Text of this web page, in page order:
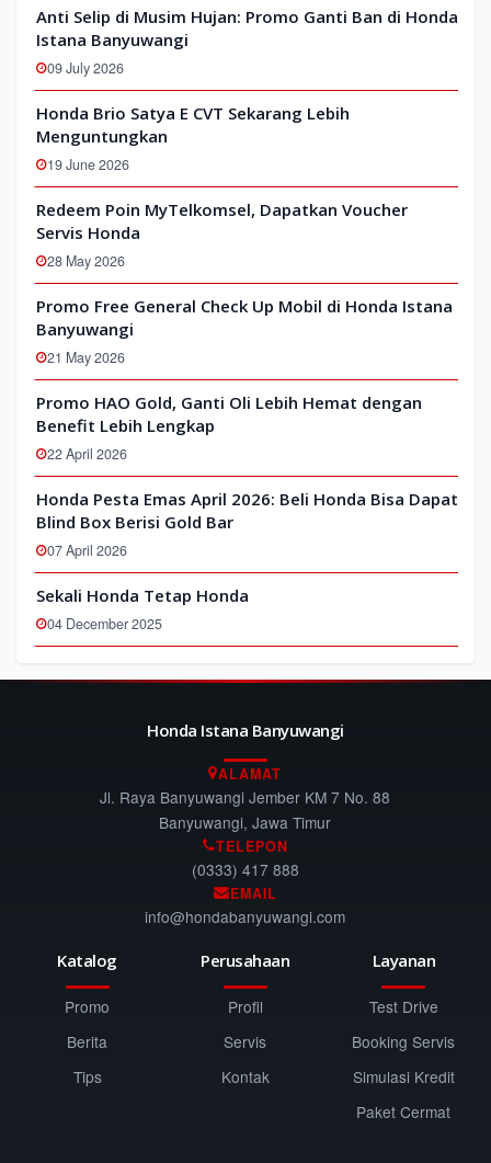
Anti Selip di Musim Hujan: Promo Ganti Ban di Honda
Istana Banyuwangi
09 July 2026
Honda Brio Satya E CVT Sekarang Lebih
Menguntungkan
19 June 2026
Redeem Poin MyTelkomsel, Dapatkan Voucher
Servis Honda
28 May 2026
Promo Free General Check Up Mobil di Honda Istana
Banyuwangi
21 May 2026
Promo HAO Gold, Ganti Oli Lebih Hemat dengan
Benefit Lebih Lengkap
22 April 2026
Honda Pesta Emas April 2026: Beli Honda Bisa Dapat
Blind Box Berisi Gold Bar
07 April 2026
Sekali Honda Tetap Honda
04 December 2025
Honda Istana Banyuwangi
ALAMAT
Jl. Raya Banyuwangi Jember KM 7 No. 88
Banyuwangi, Jawa Timur
TELEPON
(0333) 417 888
EMAIL
info@hondabanyuwangi.com
Katalog
Promo
Berita
Tips
Perusahaan
Profil
Servis
Kontak
Layanan
Test Drive
Booking Servis
Simulasi Kredit
Paket Cermat